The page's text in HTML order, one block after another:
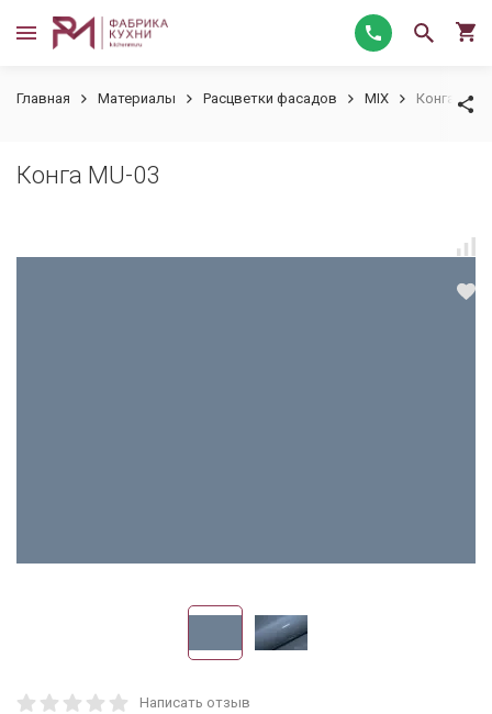
Главная Материалы Расцветки фасадов MIX Конга MU-
Конга MU-03
Написать отзыв